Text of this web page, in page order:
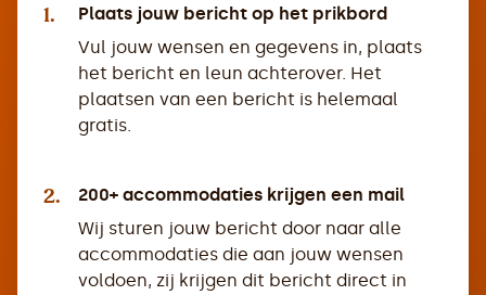
1.
Plaats jouw bericht op het prikbord
Vul jouw wensen en gegevens in, plaats
het bericht en leun achterover. Het
plaatsen van een bericht is helemaal
gratis.
2.
200+ accommodaties krijgen een mail
Wij sturen jouw bericht door naar alle
accommodaties die aan jouw wensen
voldoen, zij krijgen dit bericht direct in